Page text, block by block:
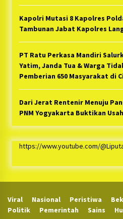
Kapolri Mutasi 8 Kapolres
Tambunan Jabat Kapolres
PT Ratu Perkasa Mandiri
Yatim, Janda Tua & Warga
Pemberian 650 Masyarakat di
Dari Jerat Rentenir Menuju
PNM Yogyakarta Buktikan
https://www.youtube.com/
Viral Nasional Peristiwa
Politik
Pemerintah Sains